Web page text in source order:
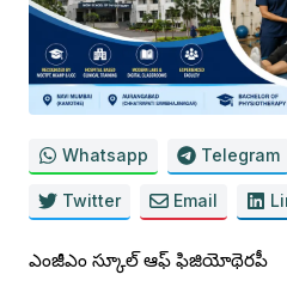
Whatsapp Telegram
Twitter Email
ఎంజీఎం స్కూల్ ఆఫ్ ఫిజియోథెరపీ